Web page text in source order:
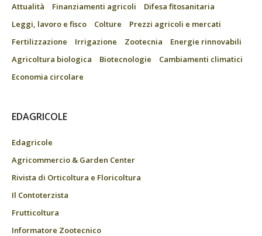
Attualità Finanziamenti agricoli
Difesa fitosanitaria
Leggi, lavoro e fisco
Colture
Prezzi agricoli e mercati
Fertilizzazione
Irrigazione Zootecnia
Energie rinnovabili
Agricoltura biologica
Biotecnologie
Cambiamenti climatici
Economia circolare
EDAGRICOLE
Edagricole
Agricommercio & Garden Center
Rivista di Orticoltura e Floricoltura
Il Contoterzista
Frutticoltura
Informatore Zootecnico